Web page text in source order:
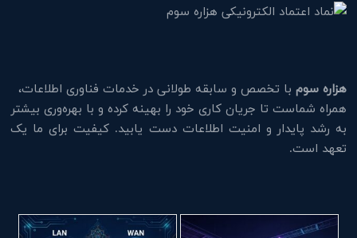
هزاره سوم با تخصص و سابقه طولانی در خدمات فناوری اطلاعات،
همراه شماست تا جریان کاری خود را بهینه کرده و با بهره‌وری بیشتر
به رشد پایدار و امنیت اطلاعات دست یابید. کیفیت برای ما یک
تعهد است.